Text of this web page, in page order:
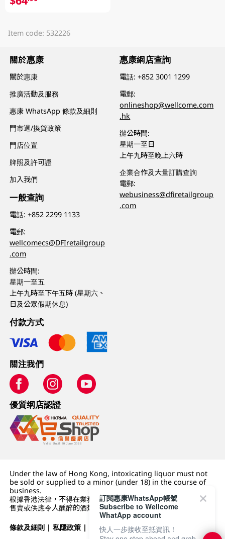
Item code: 532226
關於惠康
關於惠康
推廣活動及服務
惠康 WhatsApp 條款及細則
門市退/換貨政策
門店位置
牌照及許可證
加入我們
一般查詢
電話:+852 2299 1133
電郵:
wellcomecs@DFIretailgroup
.com
辦公時間:
星期一至五
上午九時至下午五時 (星期六、
日及公眾假期休息)
惠康網店查詢
電話:+852 3001 1299
電郵:
onlineshop@wellcome.com
.hk
辦公時間:
星期一至日
上午九時至晚上六時
企業合作及大量訂購查詢
電郵:
webusiness@dfiretailgroup
.com
付款方式
關注我們
優質纲店認證
Under the law of Hong Kong, intoxicating liquor must not
be sold or supplied to a minor (under 18) in the course of
business.
根據香港法律，不得在業務過程中，向未成年人 (18 歲以下人士)
售賣或供應令人醺醉的酒類。
條款及細則 |私隱政策 | DFI零售集團
訂閱惠康WhatsApp帳號
Subscribe to Wellcome
WhatApp account
快人一步接收至抵資訊！